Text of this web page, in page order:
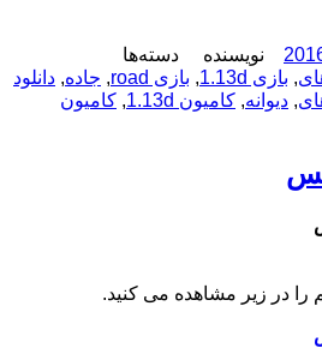
نویسنده
دسته‌ها
, بازی 1.13d , بازی road , جاده, دانلود
, دیوانه, کامیون 1.13d , کامیون
را در زیر مشاهده می کنید.